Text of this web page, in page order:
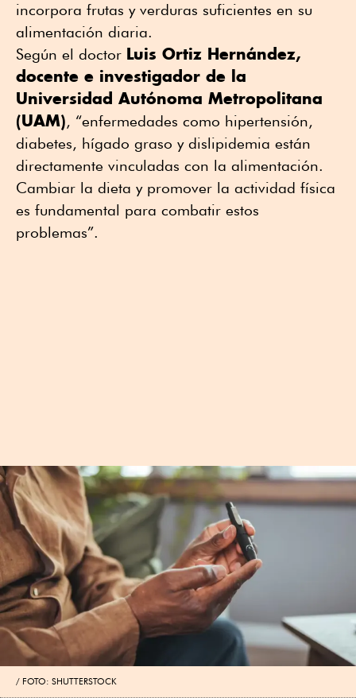
incorpora frutas y verduras suficientes en su
alimentación diaria.
Según el doctor Luis Ortiz Hernández,
docente e investigador de la
Universidad Autónoma Metropolitana
(UAM), “enfermedades como hipertensión,
diabetes, hígado graso y dislipidemia están
directamente vinculadas con la alimentación.
Cambiar la dieta y promover la actividad física
es fundamental para combatir estos
problemas”.
FOTO: SHUTTERSTOCK